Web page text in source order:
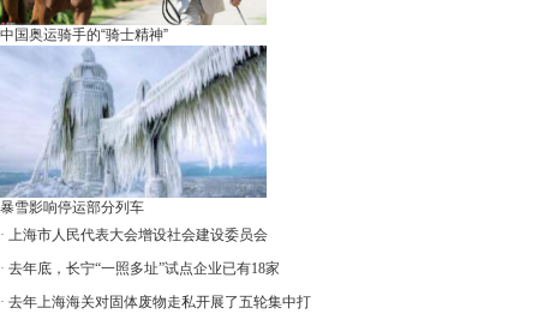
中国奥运骑手的“骑士精神”
暴雪影响停运部分列车
· 上海市人民代表大会增设社会建设委员会
· 去年底，长宁“一照多址”试点企业已有18家
· 去年上海海关对固体废物走私开展了五轮集中打